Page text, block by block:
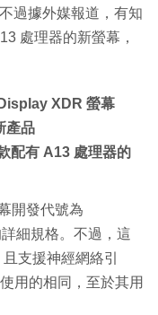
過據外媒報道，有知
處理器的新螢幕，
XDR 螢幕
產品
配有 A13 處理器的
開發代號為
細規格。不過，這
支援神經網絡引
用的相同，至於其用